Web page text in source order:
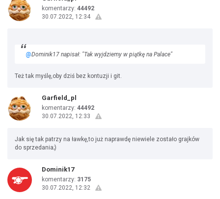
komentarzy: 44492
30.07.2022, 12:34
@Dominik17 napisał: "Tak wyjdziemy w piątkę na Palace"
Też tak myślę,oby dziś bez kontuzji i git.
Garfield_pl
komentarzy: 44492
30.07.2022, 12:33
Jak się tak patrzy na ławkę,to już naprawdę niewiele zostało grajków
do sprzedania;)
Dominik17
komentarzy: 3175
30.07.2022, 12:32